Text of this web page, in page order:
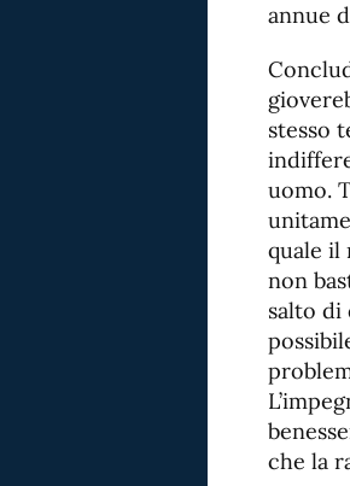
annue
stesso
uomo.
quale il
non
salto
che la